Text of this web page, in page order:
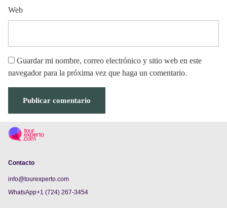
Web
Guardar mi nombre, correo electrónico y sitio web en este
navegador para la próxima vez que haga un comentario.
Contacto
info@tourexperto.com
WhatsApp+1 (724) 267-3454